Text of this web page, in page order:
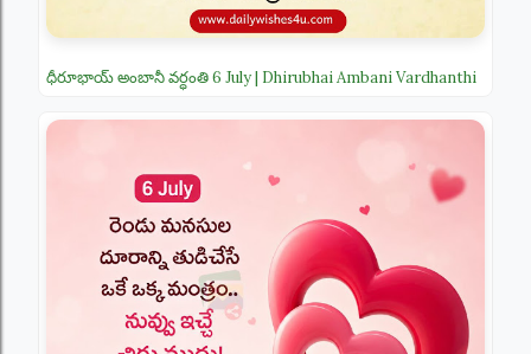
ధీరూభాయ్ అంబానీ వర్ధంతి 6 July | Dhirubhai Ambani Vardhanthi